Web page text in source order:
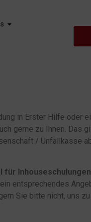
in Erster Hilfe oder
gerne zu Ihnen. Das
/ Unfallkasse
für
entsprechendes
Sie bitte nicht, uns